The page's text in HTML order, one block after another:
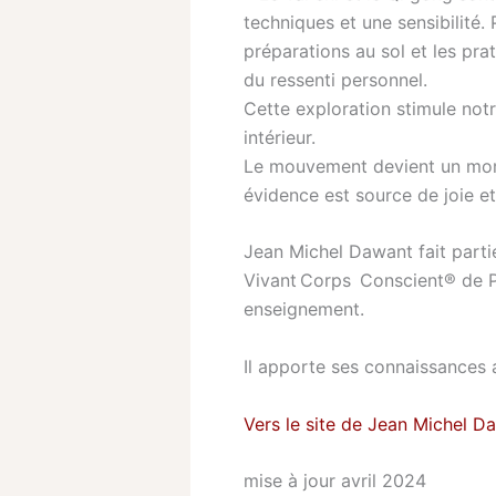
techniques et une sensibilité.
préparations au sol et les
du ressenti personnel.
Cette exploration stimule
intérieur.
Le mouvement devient un
évidence est source de joie
Jean Michel Dawant fait
Vivant Corps Conscient® de
enseignement.
Il apporte ses
Vers le site de Jean Michel
mise à jour avril 2024